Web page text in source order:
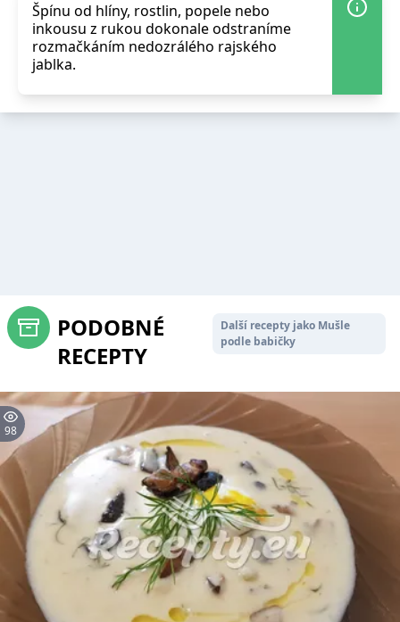
Špínu od hlíny, rostlin, popele nebo
inkousu z rukou dokonale odstraníme
rozmačkáním nedozrálého rajského
jablka.
PODOBNÉ
RECEPTY
Další recepty jako Mušle
podle babičky
98